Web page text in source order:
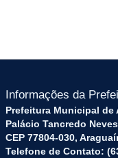
Informações da
Prefeitura Municipal de
Palácio Tancredo
CEP 77804-030,
Telefone de Contato: